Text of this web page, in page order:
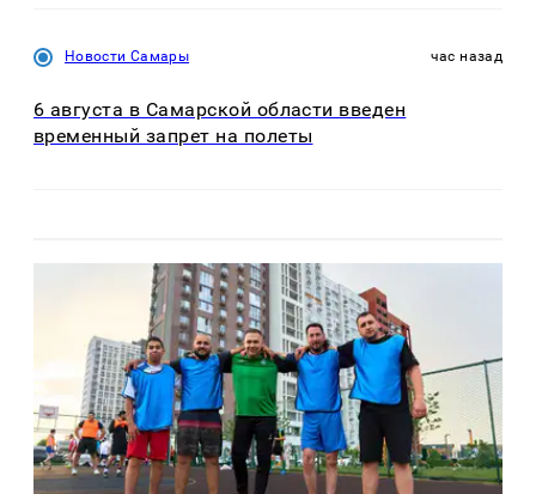
Новости Самары час назад
6 августа в Самарской области введен
временный запрет на полеты